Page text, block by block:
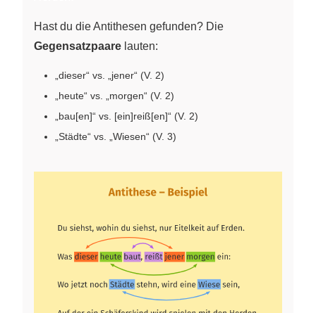
Hast du die Antithesen gefunden? Die
Gegensatzpaare lauten:
„dieser“ vs. „jener“ (V. 2)
„heute“ vs. „morgen“ (V. 2)
„bau[en]“ vs. [ein]reiß[en]“ (V. 2)
„Städte“ vs. „Wiesen“ (V. 3)